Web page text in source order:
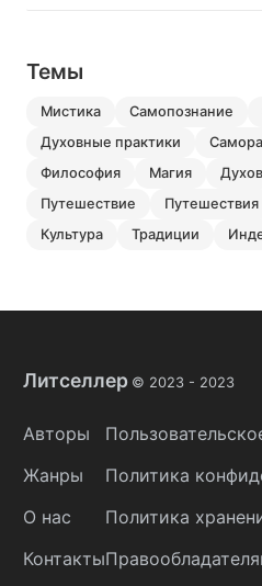
Темы
мистика самопознание
духовные практики
философия
магия
путешествие
путешествия
культура
традиции
Литселлер © 2023 - 2023
Авторы
Жанры
О нас
Контакты
Политика
Политика